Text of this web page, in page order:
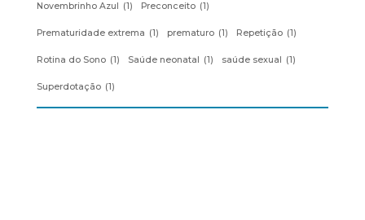
Novembrinho Azul (1) Preconceito (1)
Prematuridade extrema (1) prematuro (1) Repetição (1)
Rotina do Sono (1) Saúde neonatal (1) saúde sexual (1)
Superdotação (1)